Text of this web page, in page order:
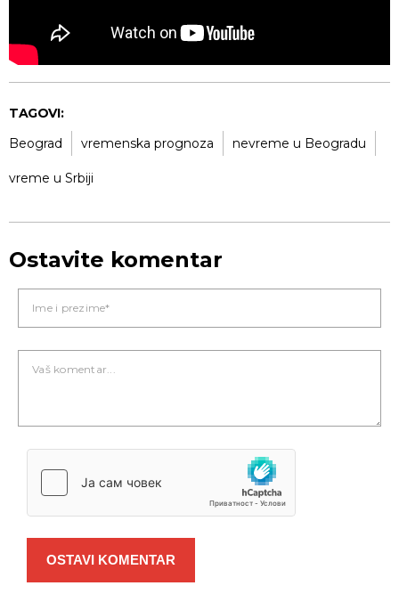
TAGOVI:
Beograd
vremenska prognoza nevreme u Beogradu
vreme u Srbiji
Ostavite komentar
OSTAVI KOMENTAR